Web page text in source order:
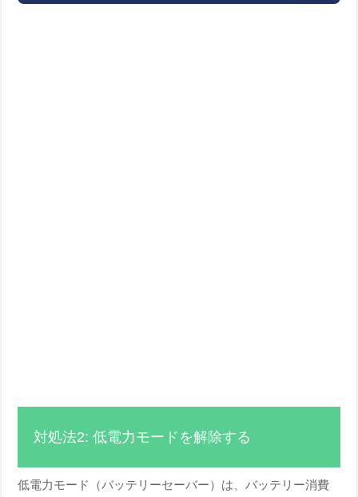
対処法2: 低電力モードを解除する
低電力モード（バッテリーセーバー）は、バッテリー消費